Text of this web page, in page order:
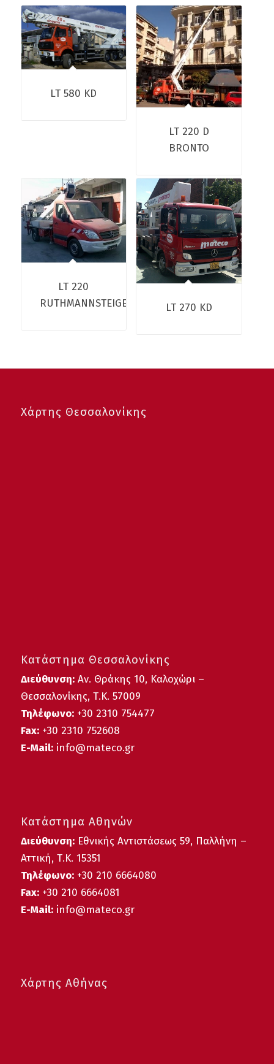
LT 580 KD
LT 220 D
BRONTO
LT 220
RUTHMANNSTEIGER
LT 270 KD
Χάρτης Θεσσαλονίκης
Κατάστημα Θεσσαλονίκης
Διεύθυνση:Αν. Θράκης 10, Καλοχώρι –
Θεσσαλονίκης, Τ.Κ. 57009
Τηλέφωνο:+30 2310 754477
Fax:+30 2310 752608
E-Mail:info@mateco.gr
Κατάστημα Αθηνών
Διεύθυνση:Εθνικής Αντιστάσεως 59, Παλλήνη –
Αττική, Τ.Κ. 15351
Τηλέφωνο: +30 210 6664080
Fax:+30 210 6664081
E-Mail: info@mateco.gr
Χάρτης Αθήνας